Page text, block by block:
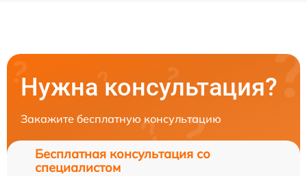
Нужна консультация?
Закажите бесплатную консультацию
Бесплатная консультация со
специалистом